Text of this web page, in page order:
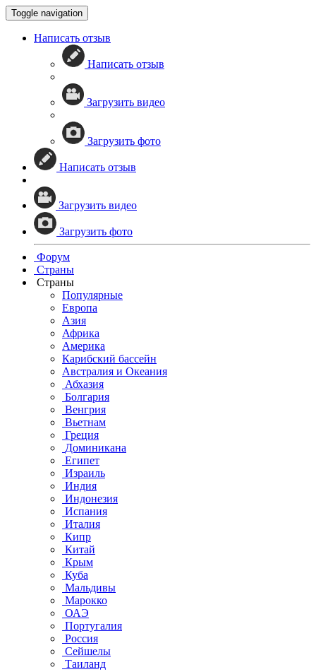
Toggle navigation
Написать отзыв
Написать отзыв
Загрузить видео
Загрузить фото
Написать отзыв
Загрузить видео
Загрузить фото
Форум
Страны
Страны
Популярные
Европа
Азия
Африка
Америка
Карибский бассейн
Австралия и Океания
Абхазия
Болгария
Венгрия
Вьетнам
Греция
Доминикана
Египет
Израиль
Индия
Индонезия
Испания
Италия
Кипр
Китай
Крым
Куба
Мальдивы
Марокко
ОАЭ
Португалия
Россия
Сейшелы
Таиланд